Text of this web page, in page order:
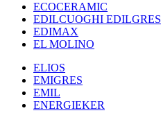
ECOCERAMIC
EDILCUOGHI EDILGRES
EDIMAX
EL MOLINO
ELIOS
EMIGRES
EMIL
ENERGIEKER